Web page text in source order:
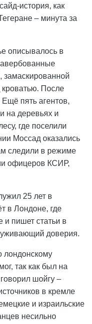
история, как
– минута за
описывалось в
После
пять агентов,
на деревьях и
где поселили
Моссад оказались
следили в режиме
офицеров КСИР,
25 лет в
в Лондоне, где
и пишет статьи в
доверия.
лондонскому
так как был на
шойгу –
в кремле
и израильские
несильно